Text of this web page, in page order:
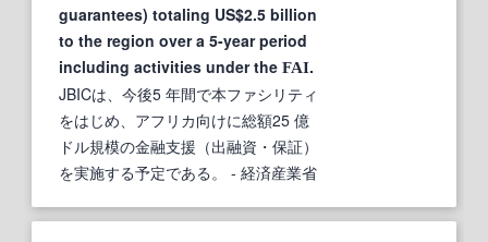
guarantees) totaling US$2.5 billion
to the region over a 5-year period
including activities under the FAI.
JBICは、今後5 年間で本ファシリティ
をはじめ、アフリカ向けに総額25 億
ドル規模の金融支援（出融資・保証）
を実施する予定である。
- 経済産業省